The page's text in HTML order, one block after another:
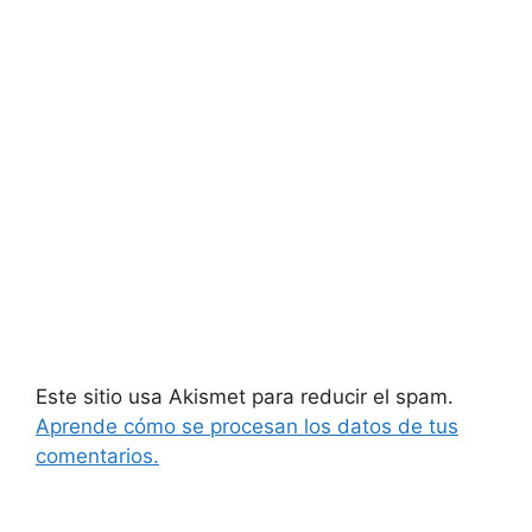
Este sitio usa Akismet para reducir el spam.
Aprende cómo se procesan los datos de tus
comentarios.